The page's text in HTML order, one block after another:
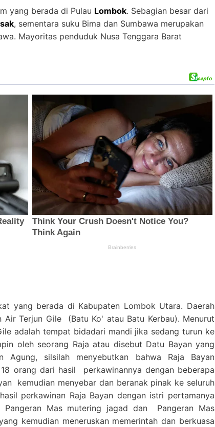
yang berada di Pulau Lombok. Sebagian besar dari
, sementara suku Bima dan Sumbawa merupakan
Mayoritas penduduk Nusa Tenggara Barat
yang berada di Kabupaten Lombok Utara. Daerah
Terjun Gile (Batu Ko' atau Batu Kerbau). Menurut
adalah tempat bidadari mandi jika sedang turun ke
oleh seorang Raja atau disebut Datu Bayan yang
Agung, silsilah menyebutkan bahwa Raja Bayan
orang dari hasil perkawinannya dengan beberapa
kemudian menyebar dan beranak pinak ke seluruh
perkawinan Raja Bayan dengan istri pertamanya
Mas mutering jagad dan Pangeran Mas
kemudian meneruskan memerintah dan berkuasa